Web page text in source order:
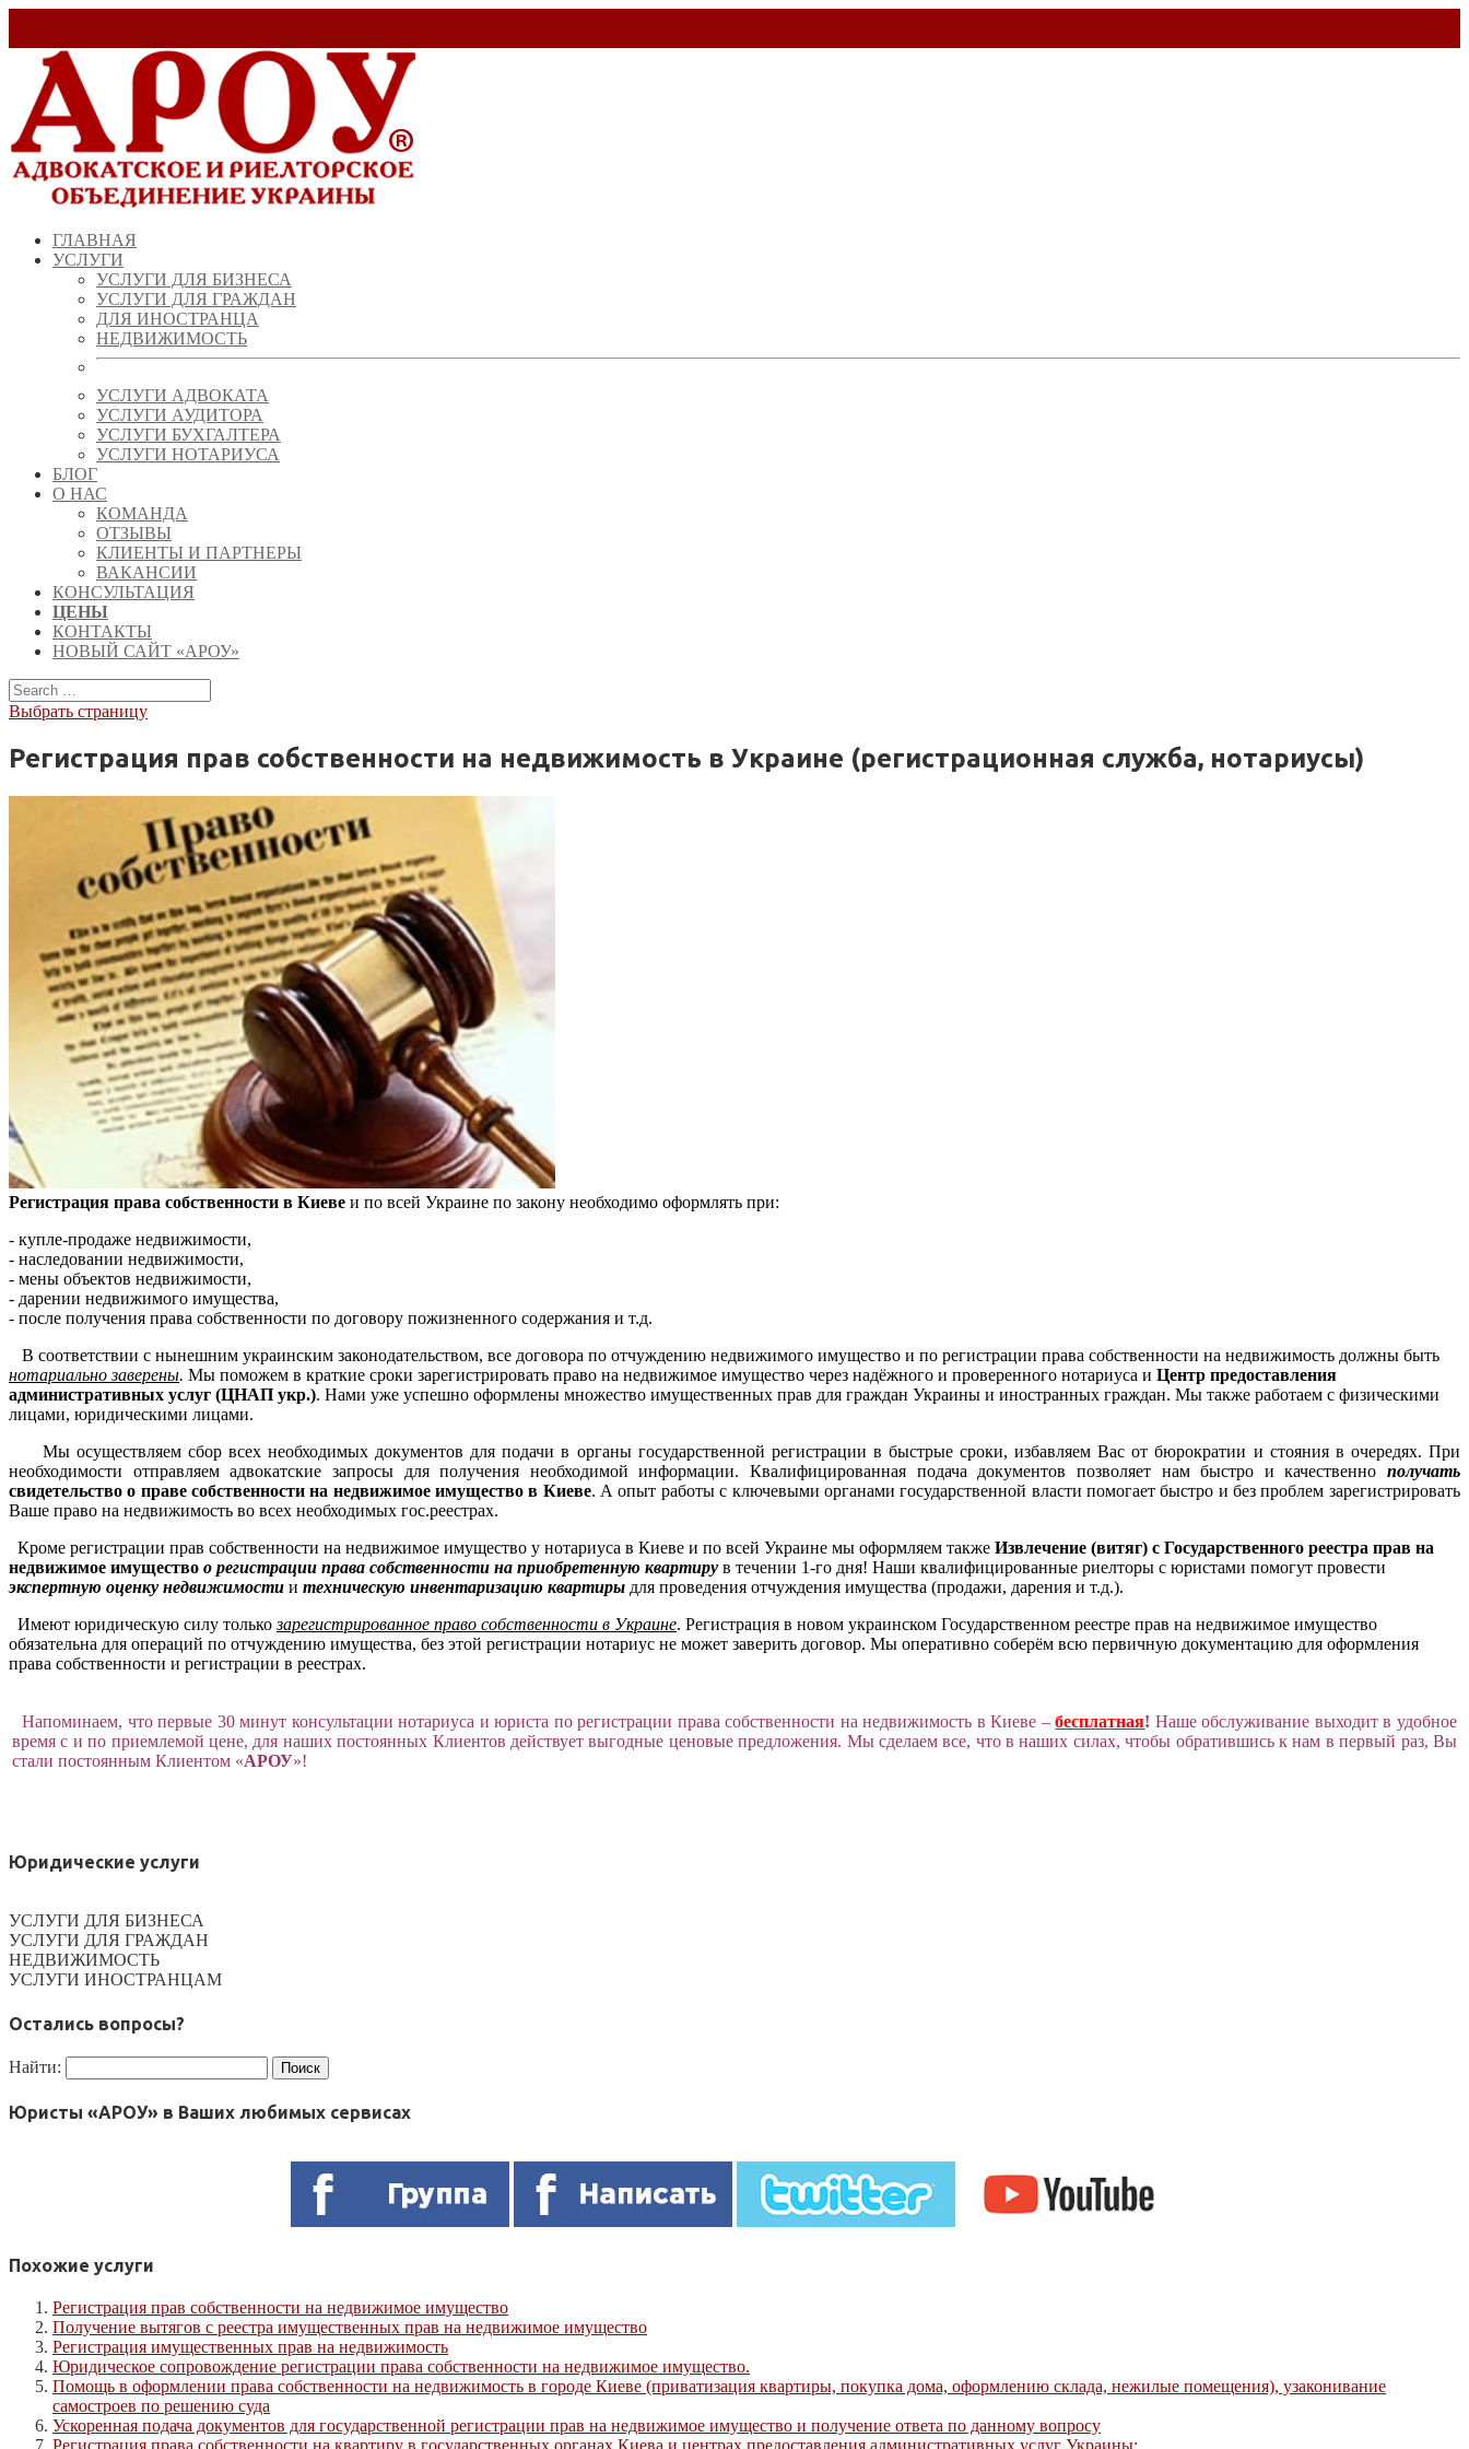
ГЛАВНАЯ
УСЛУГИ
УСЛУГИ ДЛЯ БИЗНЕСА
УСЛУГИ ДЛЯ ГРАЖДАН
ДЛЯ ИНОСТРАНЦА
НЕДВИЖИМОСТЬ
УСЛУГИ АДВОКАТА
УСЛУГИ АУДИТОРА
УСЛУГИ БУХГАЛТЕРА
УСЛУГИ НОТАРИУСА
БЛОГ
О НАС
КОМАНДА
ОТЗЫВЫ
КЛИЕНТЫ И ПАРТНЕРЫ
ВАКАНСИИ
КОНСУЛЬТАЦИЯ
ЦЕНЫ
КОНТАКТЫ
НОВЫЙ САЙТ «АРОУ»
Выбрать страницу
Регистрация прав собственности на недвижимость в Украине (регистрационная служба, нотариусы)
Регистрация права собственности в Киеве и по всей Украине по закону необходимо оформлять при:
- купле-продаже недвижимости,
- наследовании недвижимости,
- мены объектов недвижимости,
- дарении недвижимого имущества,
- после получения права собственности по договору пожизненного содержания и т.д.
В соответствии с нынешним украинским законодательством, все договора по отчуждению недвижимого имущество и по регистрации права собственности на недвижимость должны быть
нотариально заверены. Мы поможем в краткие сроки зарегистрировать право на недвижимое имущество через надёжного и проверенного нотариуса и Центр предоставления
административных услуг (ЦНАП укр.). Нами уже успешно оформлены множество имущественных прав для граждан Украины и иностранных граждан. Мы также работаем с физическими
лицами, юридическими лицами.
Мы осуществляем сбор всех необходимых документов для подачи в органы государственной регистрации в быстрые сроки, избавляем Вас от бюрократии и стояния в очередях. При
необходимости отправляем адвокатские запросы для получения необходимой информации. Квалифицированная подача документов позволяет нам быстро и качественно получать
свидетельство о праве собственности на недвижимое имущество в Киеве. А опыт работы с ключевыми органами государственной власти помогает быстро и без проблем зарегистрировать
Ваше право на недвижимость во всех необходимых гос.реестрах.
Кроме регистрации прав собственности на недвижимое имущество у нотариуса в Киеве и по всей Украине мы оформляем также Извлечение (витяг) с Государственного реестра прав на
недвижимое имущество о регистрации права собственности на приобретенную квартиру в течении 1-го дня! Наши квалифицированные риелторы с юристами помогут провести
экспертную оценку недвижимости и техническую инвентаризацию квартиры для проведения отчуждения имущества (продажи, дарения и т.д.).
Имеют юридическую силу толькозарегистрированное право собственности в Украине. Регистрация в новом украинском Государственном реестре прав на недвижимое имущество
обязательна для операций по отчуждению имущества, без этой регистрации нотариус не может заверить договор. Мы оперативно соберём всю первичную документацию для оформления
права собственности и регистрации в реестрах.
Напоминаем, что первые 30 минут консультации нотариуса и юриста по регистрации права собственности на недвижимость в Киеве –бесплатная! Наше обслуживание выходит в удобное
время с и по приемлемой цене, для наших постоянных Клиентов действует выгодные ценовые предложения. Мы сделаем все, что в наших силах, чтобы обратившись к нам в первый раз, Вы
стали постоянным Клиентом «АРОУ»!
Юридические услуги
УСЛУГИ ДЛЯ БИЗНЕСА
УСЛУГИ ДЛЯ ГРАЖДАН
НЕДВИЖИМОСТЬ
УСЛУГИ ИНОСТРАНЦАМ
Остались вопросы?
Найти:
Юристы «АРОУ» в Ваших любимых сервисах
Похожие услуги
Регистрация прав собственности на недвижимое имущество
Получение вытягов с реестра имущественных прав на недвижимое имущество
Регистрация имущественных прав на недвижимость
Юридическое сопровождение регистрации права собственности на недвижимое имущество.
Помощь в оформлении права собственности на недвижимость в городе Киеве (приватизация квартиры, покупка дома, оформлению склада, нежилые помещения), узаконивание
самостроев по решению суда
Ускоренная подача документов для государственной регистрации прав на недвижимое имущество и получение ответа по данному вопросу
Регистрация права собственности на квартиру в государственных органах Киева и центрах предоставления административных услуг Украины: